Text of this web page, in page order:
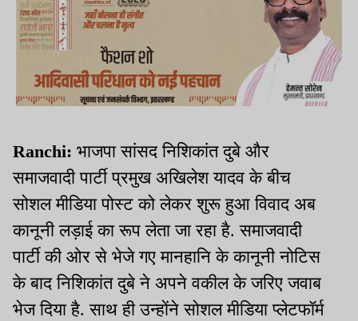
Ranchi: भाजपा सांसद निशिकांत दुबे और
समाजवादी पार्टी प्रमुख अखिलेश यादव के बीच
सोशल मीडिया पोस्ट को लेकर शुरू हुआ विवाद अब
कानूनी लड़ाई का रूप लेता जा रहा है. समाजवादी
पार्टी की ओर से भेजे गए मानहानि के कानूनी नोटिस
के बाद निशिकांत दुबे ने अपने वकील के जरिए जवाब
भेज दिया है. साथ ही उन्होंने सोशल मीडिया प्लेटफॉर्म